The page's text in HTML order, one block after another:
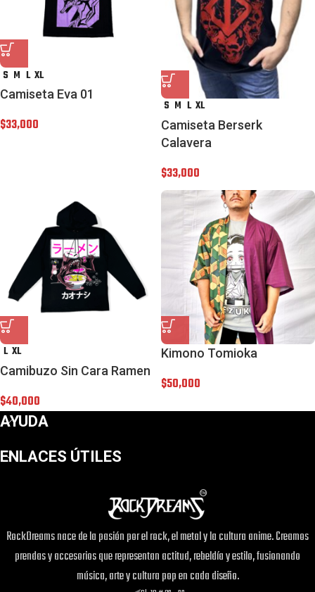
S M L XL
Camiseta Eva 01
$33,000
S M L XL
Camiseta Berserk
Calavera
$33,000
L XL
Camibuzo Sin Cara Ramen
$40,000
Kimono Tomioka
$50,000
AYUDA
ENLACES ÚTILES
RockDreams nace de la pasión por el rock, el metal y la cultura anime. Creamos
prendas y accesorios que representan actitud, rebeldía y estilo, fusionando
música, arte y cultura pop en cada diseño.